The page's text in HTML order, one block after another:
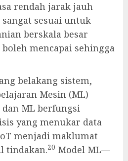
rendah jarak jauh
sangat sesuai untuk
berskala besar
mencapai sehingga
belakang sistem,
Mesin (ML)
dan ML berfungsi
yang menukar data
menjadi maklumat
tindakan.20 Model ML—